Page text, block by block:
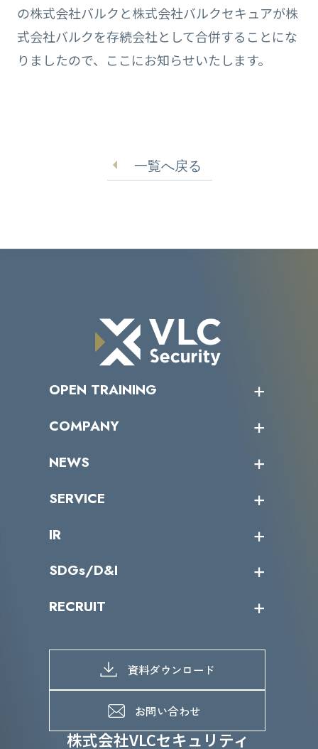
の株式会社バルクと株式会社バルクセキュアが株
式会社バルクを存続会社として合併することにな
りましたので、ここにお知らせいたします。
一覧へ戻る
株式会社VLCセキュリティ
OPEN TRAINING
受講者の声
COMPANY
トップメッセージ
ミッション／ビジョン
パートナー企業一覧
NEWS
サイバーニュース
SERVICE
カテゴリー別サービス一覧
IR
IRカレンダー
IRライブラリー
よくあるご質問
SDGs/D&I
当グループのマテリアリティ
SDGs推進体制
D&Iの取り組み
RECRUIT
募集職種一覧
メッセージ
メンバーインタビュー
資料ダウンロード
お問い合わせ